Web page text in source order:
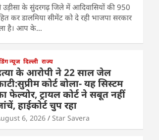
उड़ीसा के सुंदरगढ़ जिले में आदिवासियों की 950
कर डालमिया सीमेंट को दे रही भाजपा सरकार
है। आप के…
न्यूज दिल्ली राज्य
के आरोपी ने 22 साल जेल
कोर्ट बोला- यह सिस्टम
फेल्योर, ट्रायल कोर्ट ने सबूत नहीं
हाईकोर्ट चुप रहा
6, 2026 Star Savera